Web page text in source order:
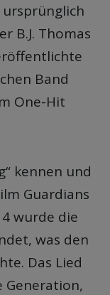
ursprünglich
B.J. Thomas
Band
One-Hit
kennen und
Guardians
wurde die
was den
Das Lied
Generation,